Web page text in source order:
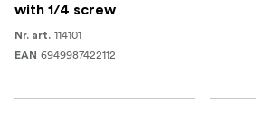
with 1/4 screw
Nr. art. 114101
EAN 6949987422112